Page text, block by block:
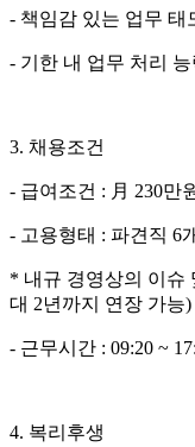
- 책임감 있는 업무 태
- 기한 내 업무 처리 능
3. 채용조건
- 급여조건 : 月 230만
- 고용형태 : 파견직 6
* 내규 경영상의 이슈
대 2년까지 연장 가능)
- 근무시간 : 09:20 ~
4. 복리후생